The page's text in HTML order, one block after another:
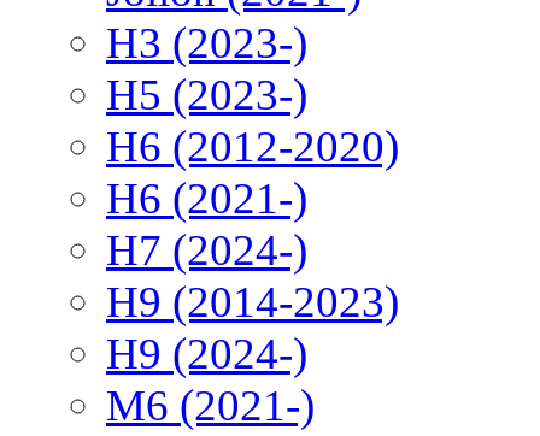
H3 (2023-)
H5 (2023-)
H6 (2012-2020)
H6 (2021-)
H7 (2024-)
H9 (2014-2023)
H9 (2024-)
M6 (2021-)